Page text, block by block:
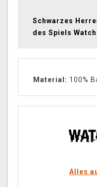
Schwarzes
des Spiels
Material: 100%
Alles